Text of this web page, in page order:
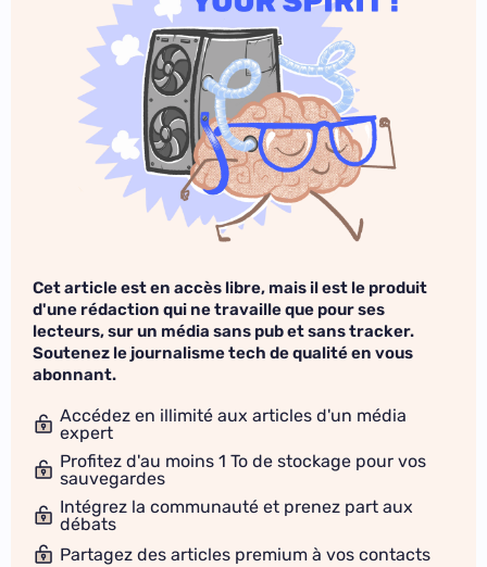
Cet article est en accès libre, mais il est le produit
d'une rédaction qui ne travaille que pour ses
lecteurs, sur un média sans pub et sans tracker.
Soutenez le journalisme tech de qualité en vous
abonnant.
Accédez en illimité aux articles d'un média
expert
Profitez d'au moins 1 To de stockage pour vos
sauvegardes
Intégrez la communauté et prenez part aux
débats
Partagez des articles premium à vos contacts